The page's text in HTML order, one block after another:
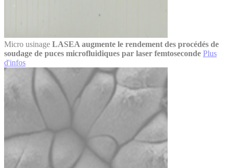
Micro usinage LASEA augmente le rendement des procédés de
soudage de puces microfluidiques par laser femtoseconde Plus
d'infos